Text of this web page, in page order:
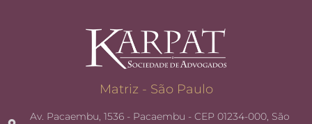
Matriz - São Paulo
Av. Pacaembu, 1536 - Pacaembu - CEP 01234-000, São